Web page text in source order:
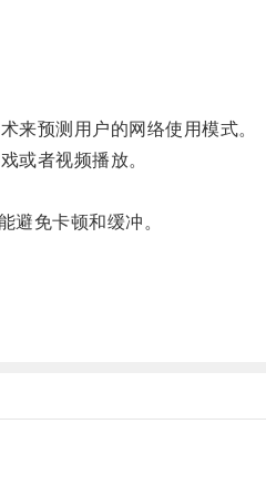
预测用户的网络使用模式。
或者视频播放。
免卡顿和缓冲。